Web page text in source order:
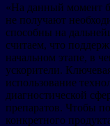
«На данный момент
не получают
способны на
считаем, что
начальном этапе, в
ускорители.
использование
диагностической
препаратов. Чтобы
конкретного